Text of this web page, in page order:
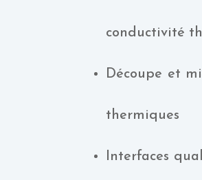
conductivité
Découpe et
thermiques
Interfaces